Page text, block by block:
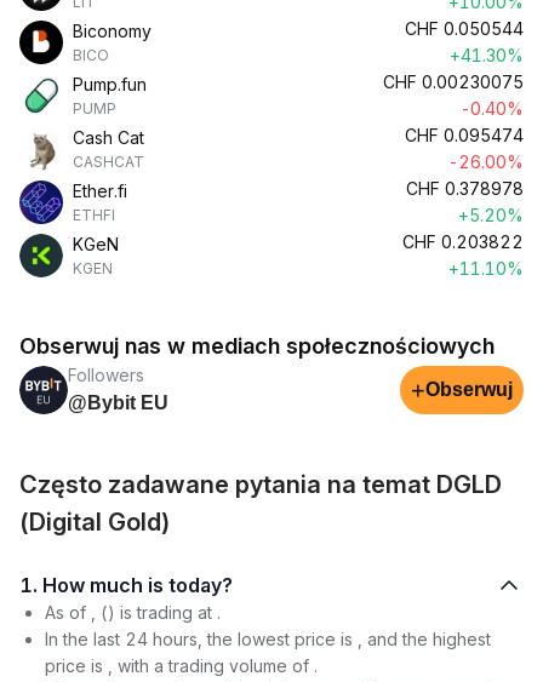
Biconomy
BICO
CHF 0.050544
+41.30%
Pump.fun
PUMP
CHF 0.00230075
-0.40%
Cash Cat
CASHCAT
CHF 0.095474
-26.00%
Ether.fi
ETHFI
CHF 0.378978
+5.20%
KGeN
KGEN
CHF 0.203822
+11.10%
Obserwuj nas w mediach społecznościowych
Followers
@Bybit EU
+Obserwuj
Często zadawane pytania na temat DGLD
(Digital Gold)
1. How much is today?
As of , () is trading at .
In the last 24 hours, the lowest price is , and the highest
price is , with a trading volume of .